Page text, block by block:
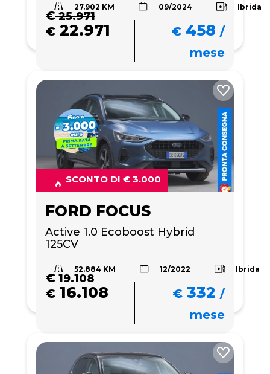
27.902 KM 09/2024 Ibrida
€25.971
€ 22.971 € 458 /
mese
SCONTO DI € 3.000
FORD FOCUS
Active 1.0 Ecoboost Hybrid
125CV
52.884 KM 12/2022 Ibrida
€19.108
€ 16.108 € 332 /
mese